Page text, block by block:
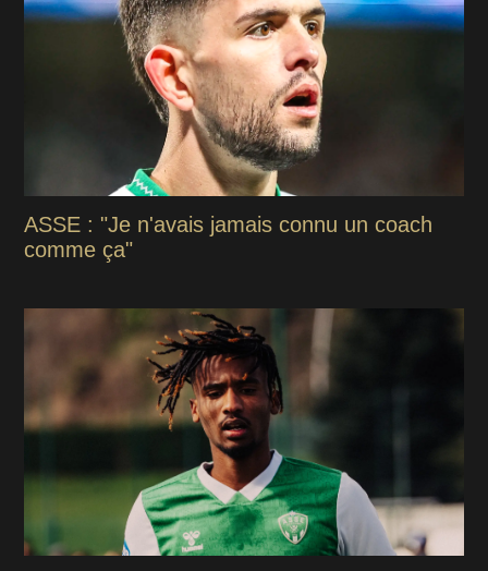
ASSE : "Je n'avais jamais connu un coach
comme ça"